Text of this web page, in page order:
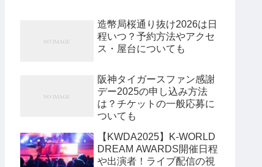
造幣局桜通り抜け2026は日
程いつ？予約方法やアクセ
ス・屋台についても
阪神タイガースファン感謝
デー2025の申し込み方法
は？チケットの一般応募に
ついても
【KWDA2025】K-WORLD
DREAM AWARDS開催日程
や出演者！ライブ配信の視